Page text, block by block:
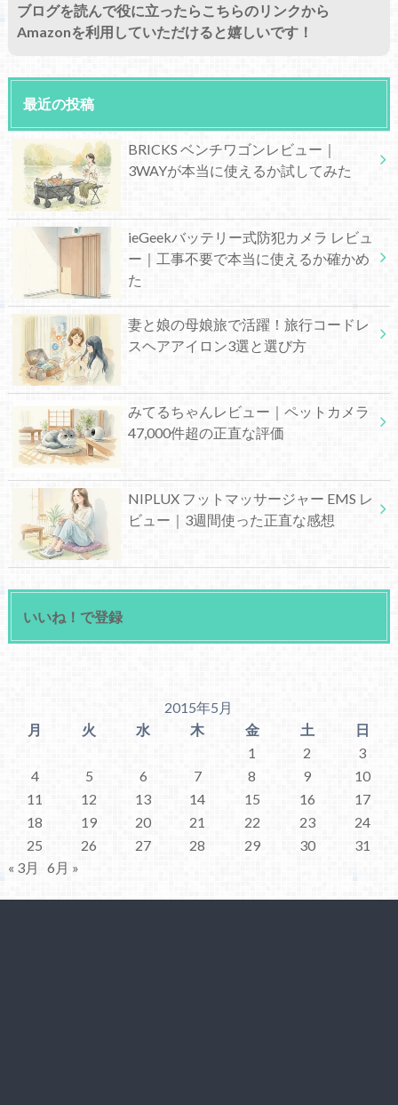
ブログを読んで役に立ったらこちらのリンクから
Amazonを利用していただけると嬉しいです！
最近の投稿
BRICKS ベンチワゴンレビュー｜
3WAYが本当に使えるか試してみた
ieGeekバッテリー式防犯カメラ レビュ
ー｜工事不要で本当に使えるか確かめ
た
妻と娘の母娘旅で活躍！旅行コードレ
スヘアアイロン3選と選び方
みてるちゃんレビュー｜ペットカメラ
47,000件超の正直な評価
NIPLUX フットマッサージャー EMS レ
ビュー｜3週間使った正直な感想
いいね！で登録
2015年5月
月
火 水 木 金 土
日
1
2
3
4
5 6 7 8 9
10
11
12 13 14 15 16
17
18
19 20 21 22 23
24
25
26 27 28 29 30
31
« 3月
6月 »